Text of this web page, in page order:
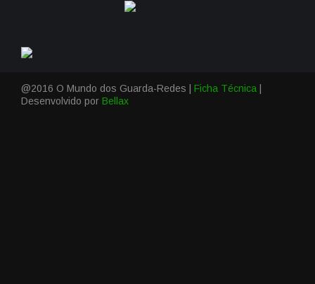
@2016 O Mundo dos Guarda-Redes | Ficha Técnica
Desenvolvido por Bellax